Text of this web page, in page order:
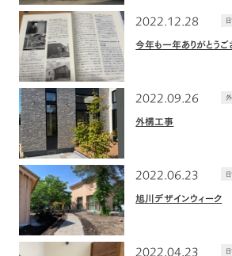
今年も一年ありがとうご
2022.12.28
外構工事
2022.09.26
旭川デザインウィーク
2022.06.23
2022.04.23